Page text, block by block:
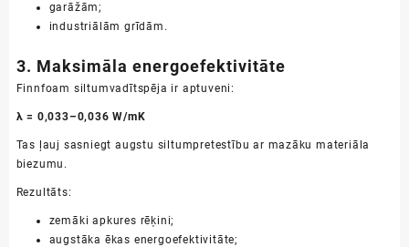
garāžām;
industriālām grīdām.
3. Maksimāla energoefektivitāte
Finnfoam siltumvadītspēja ir aptuveni:
λ = 0,033–0,036 W/mK
Tas ļauj sasniegt augstu siltumpretestību ar mazāku materiāla
biezumu.
Rezultāts:
zemāki apkures rēķini;
augstāka ēkas energoefektivitāte;